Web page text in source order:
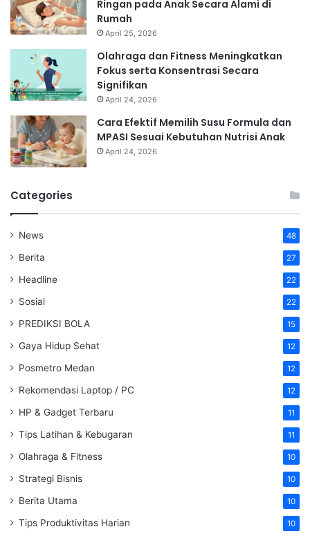
Ringan pada Anak Secara Alami di
Rumah
April 25, 2026
Olahraga dan Fitness Meningkatkan
Fokus serta Konsentrasi Secara
Signifikan
April 24, 2026
Cara Efektif Memilih Susu Formula dan
MPASI Sesuai Kebutuhan Nutrisi Anak
April 24, 2026
Categories
News 48
Berita 27
Headline 22
Sosial 22
PREDIKSI BOLA 15
Gaya Hidup Sehat 12
Posmetro Medan 12
Rekomendasi Laptop / PC 12
HP & Gadget Terbaru 11
Tips Latihan & Kebugaran 11
Olahraga & Fitness 10
Strategi Bisnis 10
Berita Utama 10
Tips Produktivitas Harian 10